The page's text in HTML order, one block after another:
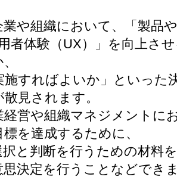
業や組織において、「製品
者体験（UX）」を向上さ
施すればよいか」といった
見されます。
経営や組織マネジメントに
を達成するために、
と判断を行うための材料
決定を行うことなどでき